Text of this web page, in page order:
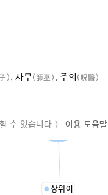
), 사무(師巫) , 주의 (呪醫)
수 있습니다.) 이용 도움
상위어